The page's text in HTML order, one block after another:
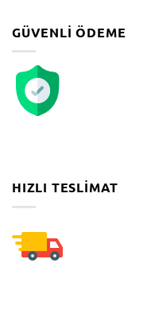
GÜVENLI ÖDEME
HIZLI TESLIMAT